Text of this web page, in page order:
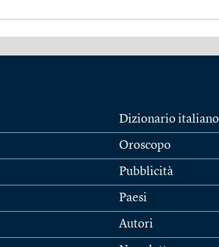
Dizionario italiano
Oroscopo
Pubblicità
Paesi
Autori